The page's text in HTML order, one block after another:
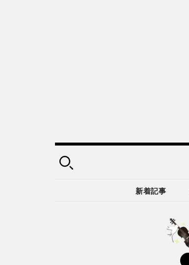
新着記事